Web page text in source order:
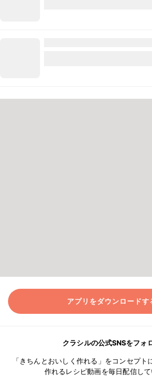
アプリをダウンロードす
クラシルの公式SNSをフォ
「きちんとおいしく作れる」をコンセプト
作れるレシピ動画を毎日配信して